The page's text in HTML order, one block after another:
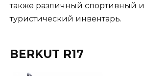
также различный спортивный и
туристический инвентарь.
BERKUT R17